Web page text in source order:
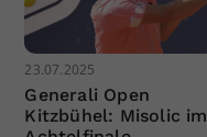
23.07.2025
Generali Open
Kitzbühel: Misolic im